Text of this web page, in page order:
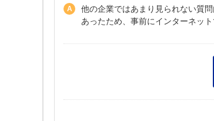
他の企業ではあまり見られない質
あったため、事前にインターネッ